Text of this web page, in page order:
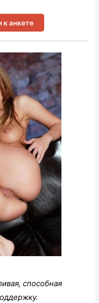
к анкете
способная